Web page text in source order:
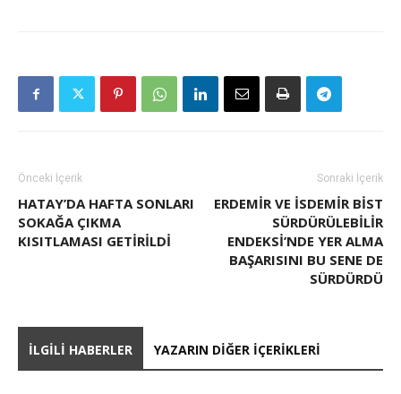
Önceki İçerik
HATAY’DA HAFTA SONLARI
SOKAĞA ÇIKMA
KISITLAMASI GETİRİLDİ
Sonraki İçerik
ERDEMIR VE İSDEMIR BİST
SÜRDÜRÜLEBILIR
ENDEKSI’NDE YER ALMA
BAŞARISINI BU SENE DE
SÜRDÜRDÜ
İLGILI HABERLER YAZARIN DIĞER İÇERIKLERI